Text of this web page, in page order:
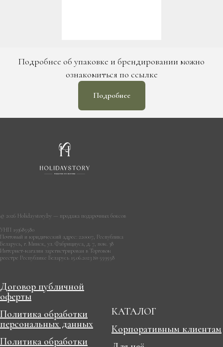
Подробнее об упаковке и брендировании можно
ознакомиться по ссылке
Подробнее
© 2026 Holidaystory.by — продажа подарочных боксов
УНП 193685580
Почтовый и юридический адрес: 220007, Республика
Беларусь, г. Минск, ул. Фабрициуса, д. 7, пом. 38
Интернет-магазин зарегистрирован в Торговом
реестре Республике Беларусь 15.06.2023 № 559558
Договор публичной
оферты
Политика обработки
персональных данных
Политика обработки
КАТАЛОГ
Корпоративным клиентам